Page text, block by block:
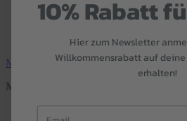
unter fairen Bedingungen
erhältlich in Größe 38 bis 48
Material & Pflege
Material
46% Baumwolle supergekämmt,
10% Rabatt
Hier zum Newsletter
Willkommensrabatt auf
erhalten!